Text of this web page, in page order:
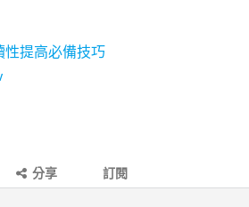
性提高必備技巧
分享 訂閱